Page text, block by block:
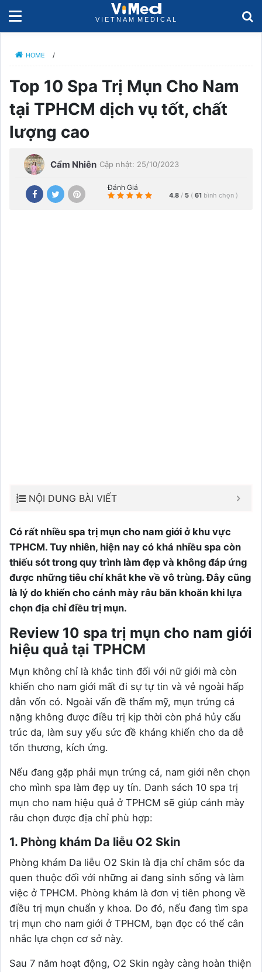
HOME /
Top 10 Spa Trị Mụn Cho Nam
tại TPHCM dịch vụ tốt, chất
lượng cao
Cẩm Nhiên Cập nhật: 25/10/2023
Đánh Giá
4.8 / 5 ( 61 bình chọn )
NỘI DUNG BÀI VIẾT
Có rất nhiều spa trị mụn cho nam giới ở khu vực
TPHCM. Tuy nhiên, hiện nay có khá nhiều spa còn
thiếu sót trong quy trình làm đẹp và không đáp ứng
được những tiêu chí khắt khe về vô trùng. Đây cũng
là lý do khiến cho cánh mày râu băn khoăn khi lựa
chọn địa chỉ điều trị mụn.
Review 10 spa trị mụn cho nam giới
hiệu quả tại TPHCM
Mụn không chỉ là khắc tinh đối với nữ giới mà còn
khiến cho nam giới mất đi sự tự tin và vẻ ngoài hấp
dẫn vốn có. Ngoài vấn đề thẩm mỹ, mụn trứng cá
nặng không được điều trị kịp thời còn phá hủy cấu
trúc da, làm suy yếu sức đề kháng khiến cho da dễ
tổn thương, kích ứng.
Nếu đang gặp phải mụn trứng cá, nam giới nên chọn
cho mình spa làm đẹp uy tín. Danh sách 10 spa trị
mụn cho nam hiệu quả ở TPHCM sẽ giúp cánh mày
râu chọn được địa chỉ phù hợp:
1. Phòng khám Da liễu O2 Skin
Phòng khám Da liễu O2 Skin là địa chỉ chăm sóc da
quen thuộc đối với những ai đang sinh sống và làm
việc ở TPHCM. Phòng khám là đơn vị tiên phong về
điều trị mụn chuẩn y khoa. Do đó, nếu đang tìm spa
trị mụn cho nam giới ở TPHCM, bạn đọc có thể cân
nhắc lựa chọn cơ sở này.
Sau 7 năm hoạt động, O2 Skin ngày càng hoàn thiện